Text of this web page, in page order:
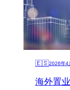
🇪🇸2026年4
海外置